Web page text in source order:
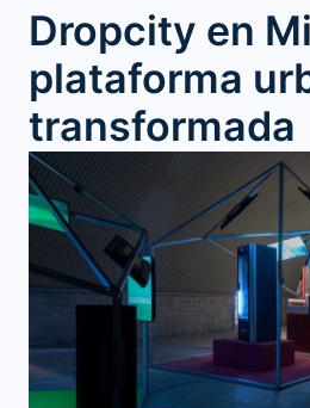
Dropcity en
plataforma
transformada